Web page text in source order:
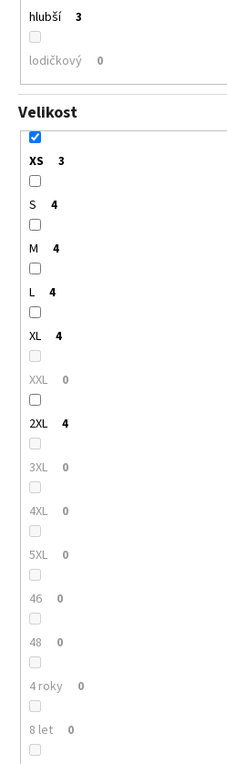
hlubší 3
lodičkový 0
Velikost
XS 3
S 4
M 4
L 4
XL 4
XXL 0
2XL 4
3XL 0
4XL 0
5XL 0
46 0
48 0
4 roky 0
8 let 0